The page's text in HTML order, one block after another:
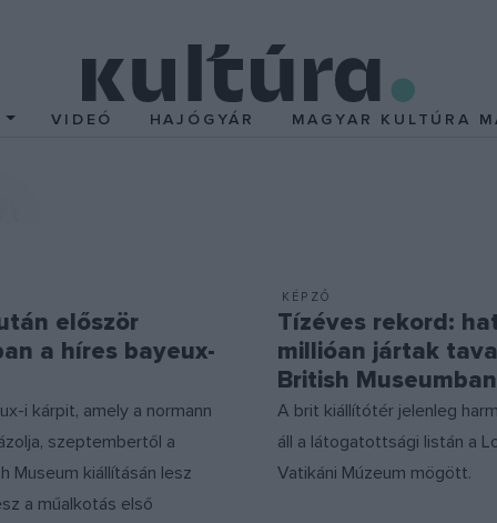
VIDEÓ HAJÓGYÁR MAGYAR KULTÚRA
először
a híres bayeux-
i kárpit, amely a normann
szeptembertől a
Museum kiállításán lesz
a műalkotás első
KÉPZŐ
Tízéves rekord:
millióan jártak
British Museumban
A brit kiállítótér jelenleg
áll a látogatottsági listán a
Vatikáni Múzeum mögött.